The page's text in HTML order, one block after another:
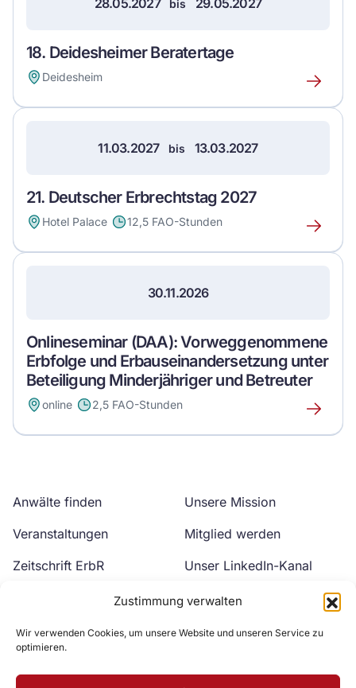
Zustimmung verwalten
Wir verwenden Cookies, um unsere Website und unseren Service zu
optimieren.
28.05.2027 bis 29.05.2027
18. Deidesheimer Beratertage
Deidesheim
Erfahre
mehr
11.03.2027 bis 13.03.2027
21. Deutscher Erbrechtstag 2027
Hotel Palace 12,5 FAO-Stunden
Erfahre
mehr
30.11.2026
Onlineseminar (DAA): Vorweggenommene
Erbfolge und Erbauseinandersetzung unter
Beteiligung Minderjähriger und Betreuter
online 2,5 FAO-Stunden
Erfahre
mehr
Anwälte finden
Veranstaltungen
Zeitschrift ErbR
Unsere Mission
Mitglied werden
Unser LinkedIn-Kanal
Unser YouTube-Kanal